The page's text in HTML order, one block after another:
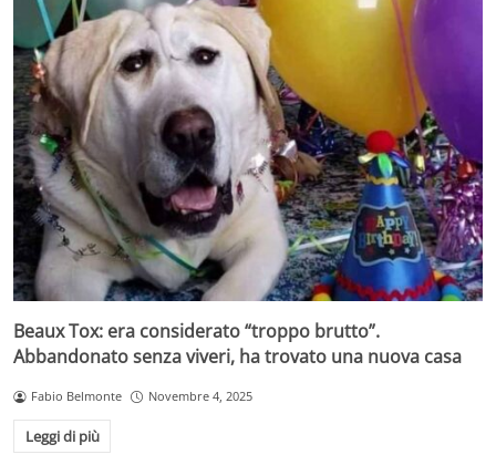
Beaux Tox: era considerato “troppo brutto”.
Abbandonato senza viveri, ha trovato una nuova casa
Fabio Belmonte Novembre 4, 2025
Leggi di più